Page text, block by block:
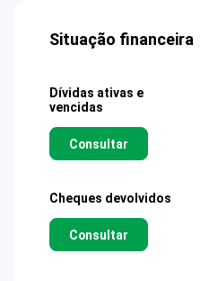
Situação financeira
Dívidas ativas e
vencidas
Consultar
Cheques devolvidos
Consultar